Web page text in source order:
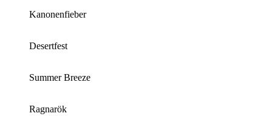
Kanonenfieber
Desertfest
Summer Breeze
Ragnarök